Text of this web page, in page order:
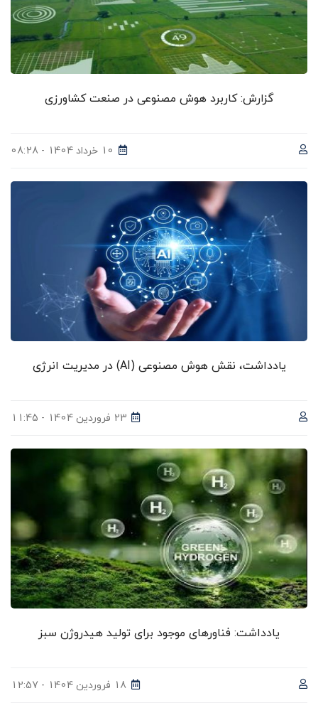
گزارش: کاربرد هوش مصنوعی در صنعت کشاورزی
10 خرداد 1404 - 08:28
یادداشت، نقش هوش مصنوعی (AI) در مدیریت انرژی
23 فروردین 1404 - 11:45
یادداشت: فناورهای موجود برای تولید هیدروژن سبز
18 فروردین 1404 - 12:57